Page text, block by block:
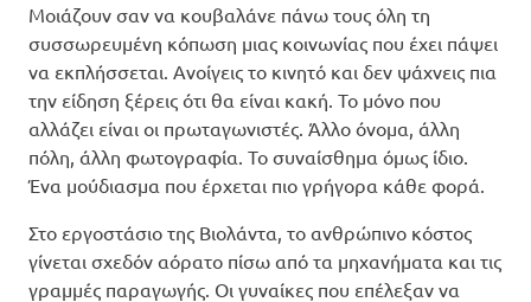
Μοιάζουν σαν να κουβαλάνε πάνω τους όλη τη
συσσωρευμένη κόπωση μιας κοινωνίας που έχει πάψει
να εκπλήσσεται. Ανοίγεις το κινητό και δεν ψάχνεις πια
την είδηση ξέρεις ότι θα είναι κακή. Το μόνο που
αλλάζει είναι οι πρωταγωνιστές. Άλλο όνομα, άλλη
πόλη, άλλη φωτογραφία. Το συναίσθημα όμως ίδιο.
Ένα μούδιασμα που έρχεται πιο γρήγορα κάθε φορά.
Στο εργοστάσιο της Βιολάντα, το ανθρώπινο κόστος
γίνεται σχεδόν αόρατο πίσω από τα μηχανήματα και τις
γραμμές παραγωγής. Οι γυναίκες που επέλεξαν να